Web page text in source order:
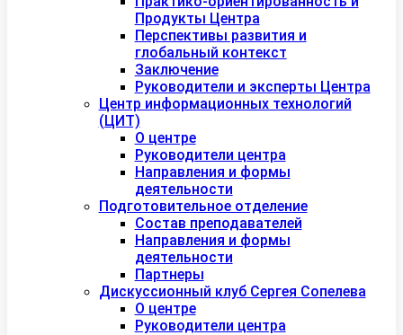
Продукты Центра
Перспективы развития и
глобальный контекст
Заключение
Руководители и эксперты Центра
Центр информационных технологий
(ЦИТ)
О центре
Руководители центра
Направления и формы
деятельности
Подготовительное отделение
Состав преподавателей
Направления и формы
деятельности
Партнеры
Дискуссионный клуб Сергея Сопелева
О центре
Руководители центра